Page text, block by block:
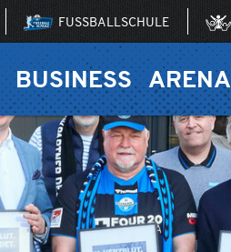
FUSSBALLSCHULE
BUSINESS ARENA